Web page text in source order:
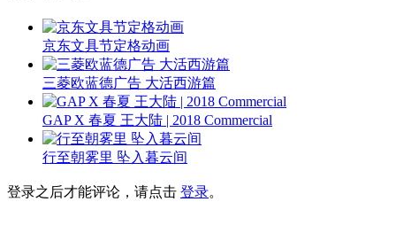
京东文具节定格动画
三菱欧蓝德广告 大活西游篇
GAP X 春夏 王大陆 | 2018 Commercial
行至朝雾里 坠入暮云间
登录之后才能评论，请点击 登录。